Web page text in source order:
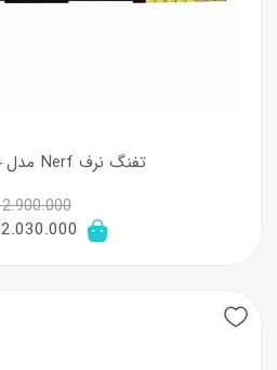
تفنگ نرف Nerf مدل Fang QS-4
2.900.000
قیمت2.030.000